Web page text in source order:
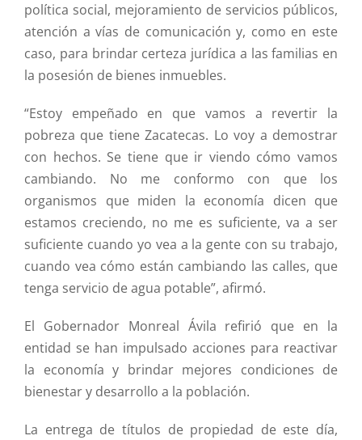
política social, mejoramiento de servicios públicos,
atención a vías de comunicación y, como en este
caso, para brindar certeza jurídica a las familias en
la posesión de bienes inmuebles.
“Estoy empeñado en que vamos a revertir la
pobreza que tiene Zacatecas. Lo voy a demostrar
con hechos. Se tiene que ir viendo cómo vamos
cambiando. No me conformo con que los
organismos que miden la economía dicen que
estamos creciendo, no me es suficiente, va a ser
suficiente cuando yo vea a la gente con su trabajo,
cuando vea cómo están cambiando las calles, que
tenga servicio de agua potable”, afirmó.
El Gobernador Monreal Ávila refirió que en la
entidad se han impulsado acciones para reactivar
la economía y brindar mejores condiciones de
bienestar y desarrollo a la población.
La entrega de títulos de propiedad de este día,